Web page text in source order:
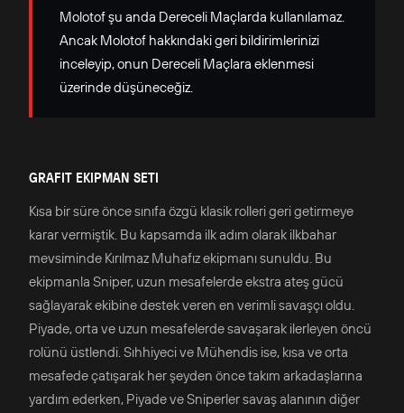
Molotof şu anda Dereceli Maçlarda kullanılamaz.
Ancak Molotof hakkındaki geri bildirimlerinizi
inceleyip, onun Dereceli Maçlara eklenmesi
üzerinde düşüneceğiz.
GRAFIT EKIPMAN SETI
Kısa bir süre önce sınıfa özgü klasik rolleri geri getirmeye
karar vermiştik. Bu kapsamda ilk adım olarak ilkbahar
mevsiminde Kırılmaz Muhafız ekipmanı sunuldu. Bu
ekipmanla Sniper, uzun mesafelerde ekstra ateş gücü
sağlayarak ekibine destek veren en verimli savaşçı oldu.
Piyade, orta ve uzun mesafelerde savaşarak ilerleyen öncü
rolünü üstlendi. Sıhhiyeci ve Mühendis ise, kısa ve orta
mesafede çatışarak her şeyden önce takım arkadaşlarına
yardım ederken, Piyade ve Sniperler savaş alanının diğer